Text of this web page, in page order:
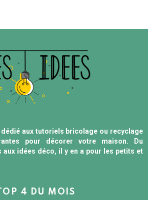
dédié aux tutoriels bricolage ou recyclage
pour décorer votre maison. Du
aux idées déco, il y en a pour les petits et
4 DU MOIS